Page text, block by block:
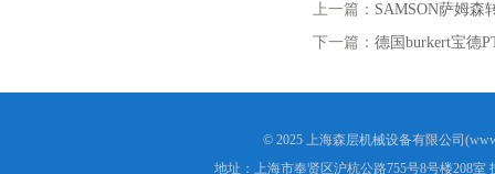
上一篇： SAMSON萨姆森
下一篇： 德国burkert宝德
© 2025 上海森层机械设备有限公司
地址：上海市奉贤区沪杭公路755号8号楼208室